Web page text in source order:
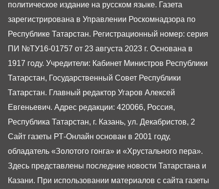
политическое издание на русском языке. Газета
зарегистрирована в Управлении Роскомнадзора по
Республике Татарстан. Регистрационный номер: серия
ПИ №ТУ16-01757 от 23 августа 2023 г. Основана в
1917 году. Учредители: Кабинет Министров Республики
Татарстан, Государственный Совет Республики
Татарстан. Главный редактор Угаров Алексей
Евгеньевич. Адрес редакции: 420066, Россия,
Республика Татарстан, г. Казань, ул. Декабристов, 2
Сайт газеты РТ-Онлайн основан в 2001 году,
обладатель «Золотого гонга» и «Хрустального пера».
Здесь представлены последние новости Татарстана и
Казани. При использовании материалов с сайта газеты